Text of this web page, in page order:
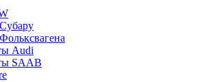
Audi
SAAB